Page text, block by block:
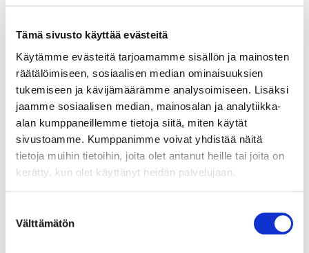
Tämä sivusto käyttää evästeitä
Käytämme evästeitä tarjoamamme sisällön ja mainosten
räätälöimiseen, sosiaalisen median ominaisuuksien
tukemiseen ja kävijämäärämme analysoimiseen. Lisäksi
jaamme sosiaalisen median, mainosalan ja analytiikka-
alan kumppaneillemme tietoja siitä, miten käytät
sivustoamme. Kumppanimme voivat yhdistää näitä
tietoja muihin tietoihin, joita olet antanut heille tai joita on
kerätty, kun olet käyttänyt heidän palvelujaan.
valinta
Välttämätön
Vastuullinen puhtauspalveluala:
Johdanto
Vastuullinen puhtauspalveluala: Johdanto Tervetuloa
opiskelemaan vastuullista puhtauspalvelualaa!
Vastuullisuus on olennainen osa ammattitaitoa
puhtauspalvelualalla. Ammattilaisella on mahdollisuus
vaikuttaa valinnoillaan koko puhtausalan palveluketjuun